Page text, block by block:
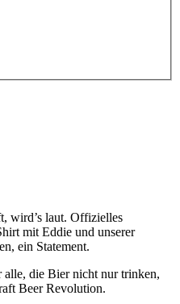
wird’s laut. Offizielles
mit Eddie und unserer
ein Statement.
alle, die Bier nicht nur trinken,
Beer Revolution.